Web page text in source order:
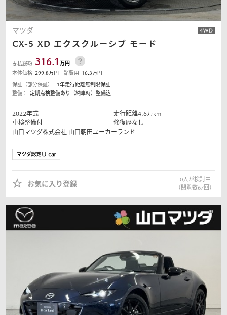
マツダ
CX-5 XD エクスクルーシブ モード
支払総額 316.1 万円
本体価格 299.8万円 諸費用 16.3万円
保証（部分保証）: 1年走行距離無制限保証
整備：
定期点検整備あり（納車時）整備込
2022年式 走行距離4.6万km
車検整備付
修復歴なし
山口マツダ株式会社 山口朝田ユーカーランド
お気に入り登録
0人が検討中
（閲覧数67回）